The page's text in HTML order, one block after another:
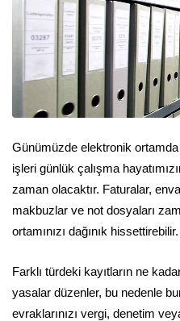
Günümüzde elektronik
işleri günlük çalışma
zaman olacaktır. Faturalar,
makbuzlar ve not dosyaları
ortamınızı dağınık hissettirebilir.
Farklı türdeki kayıtların ne
yasalar düzenler, bu nedenle
evraklarınızı vergi, denetim